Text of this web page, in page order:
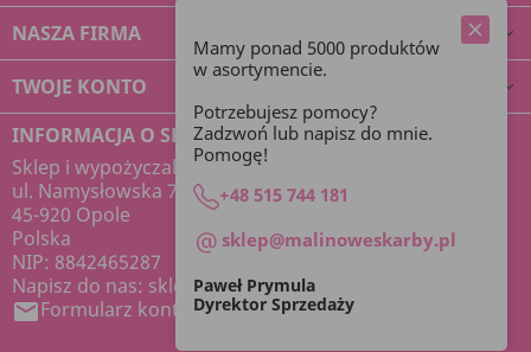
NASZA FIRMA 
TWOJE KONTO 
INFORMACJA O SKLEPIE
Sklep i wypożyczalnia dekoracji Malinowe Skarby
ul. Namysłowska 7
45-920 Opole
Polska
NIP: 8842465287
Napisz do nas: sklep@malinoweskarby.pl
Formularz kontaktowy
Mamy ponad 5000 produktów
w asortymencie.
Potrzebujesz pomocy?
Zadzwoń lub napisz do mnie.
Pomogę!
+48 515 744 181
sklep@malinoweskarby.pl
Paweł Prymula
Dyrektor Sprzedaży